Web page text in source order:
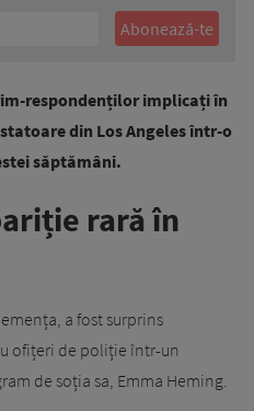
respondenților implicați în
din Los Angeles într-o
săptămâni.
rară în
a fost surprins
ofițeri de poliție într-un
de soția sa, Emma Heming.